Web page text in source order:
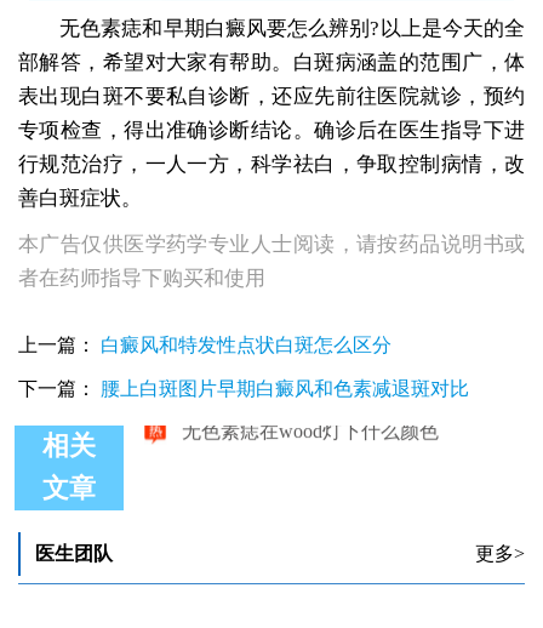
无色素痣和早期白癜风要怎么辨别?以上是今天的全
部解答，希望对大家有帮助。白斑病涵盖的范围广，体
表出现白斑不要私自诊断，还应先前往医院就诊，预约
专项检查，得出准确诊断结论。确诊后在医生指导下进
行规范治疗，一人一方，科学祛白，争取控制病情，改
善白斑症状。
本广告仅供医学药学专业人士阅读，请按药品说明书或
者在药师指导下购买和使用
上一篇： 白癜风和特发性点状白斑怎么区分
下一篇： 腰上白斑图片早期白癜风和色素减退斑对比
相关
文章
无色素痣跟白癜风有什么区别
医生团队 更多>